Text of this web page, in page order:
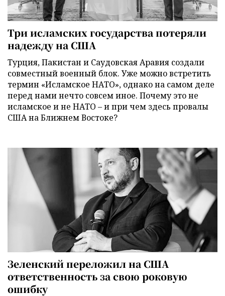
Три исламских государства потеряли
надежду на США
Турция, Пакистан и Саудовская Аравия создали
совместный военный блок. Уже можно встретить
термин «Исламское НАТО», однако на самом деле
перед нами нечто совсем иное. Почему это не
исламское и не НАТО – и при чем здесь провалы
США на Ближнем Востоке?
Зеленский переложил на США
ответственность за свою роковую
ошибку